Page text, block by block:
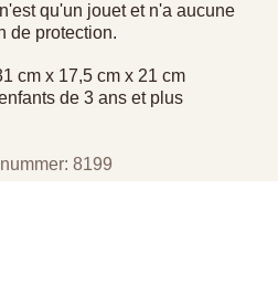
qu'un jouet et n'a aucune
de protection.
cm x 17,5 cm x 21 cm
de 3 ans et plus
8199